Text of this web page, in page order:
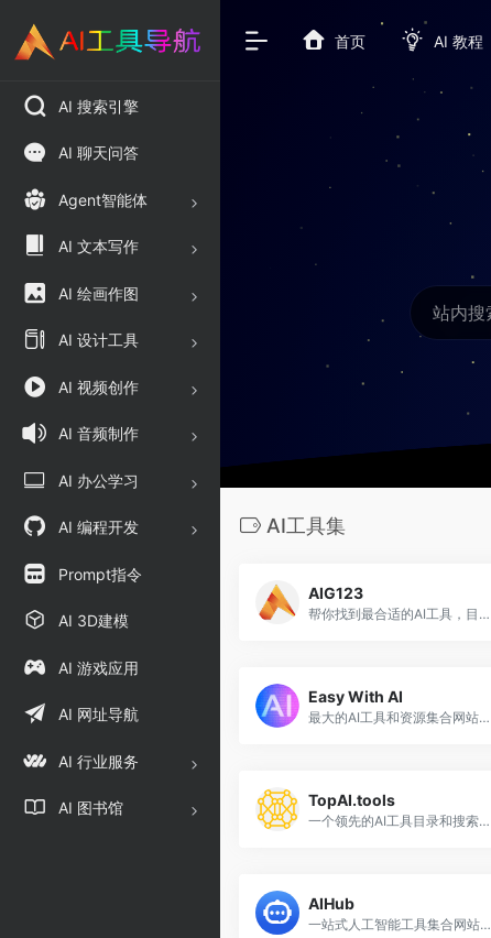
AI 搜索引擎
AI 聊天问答
Agent智能体
AI 文本写作
AI 绘画作图
AI 设计工具
AI 视频创作
AI 音频制作
AI 办公学习
AI 编程开发
Prompt指令
AI 3D建模
AI 游戏应用
AI 网址导航
AI 行业服务
AI 图书馆
首页 AI 教程
AI工具集
AIG123
帮你找到最合适的AI工具，目前已收集2000多个AI工具相关网址。
Easy With AI
最大的AI工具和资源集合网站之一
TopAI.tools
一个领先的AI工具目录和搜索引擎，借助AI技术帮助您发现最好的AI工具和服务
AIHub
一站式人工智能工具集合网站，收录了国内外1500+AI工具和网站，每日持续更新。